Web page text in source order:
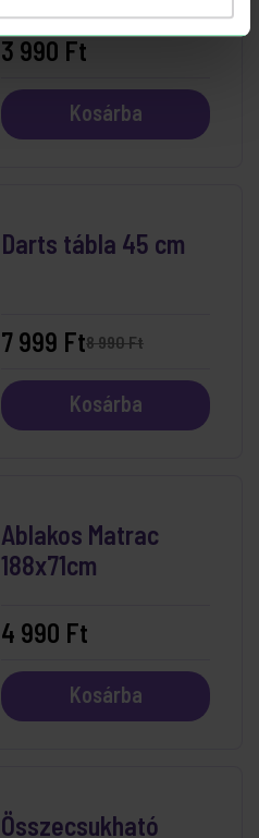
3 990 Ft
Kosárba
Darts tábla 45 cm
8 990 Ft
7 999 Ft
Kosárba
Ablakos Matrac
188x71cm
4 990 Ft
Kosárba
Összecsukható